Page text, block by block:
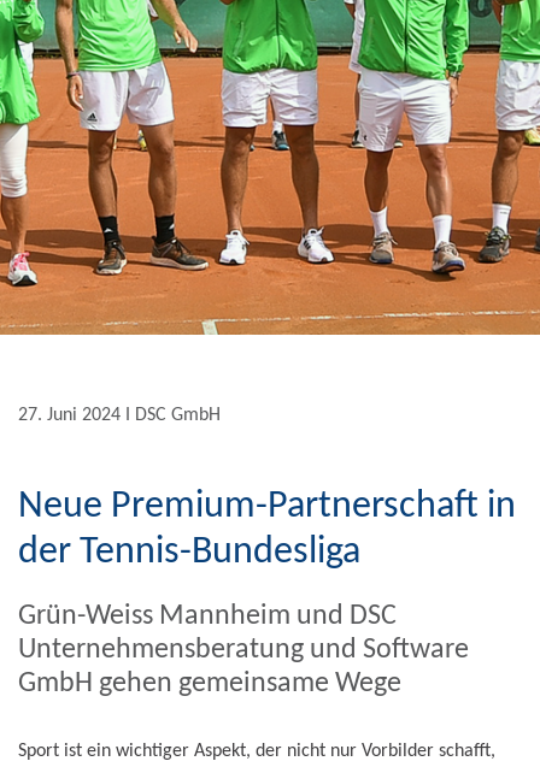
27. Juni 2024 Ι DSC GmbH
Neue Premium-Partnerschaft in
der Tennis-Bundesliga
Grün-Weiss Mannheim und DSC
Unternehmensberatung und Software
GmbH gehen gemeinsame Wege
Sport ist ein wichtiger Aspekt, der nicht nur Vorbilder schafft,